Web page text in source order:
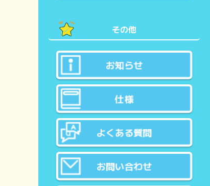
その他
お知らせ
仕様
よくある質問
お問い合わせ